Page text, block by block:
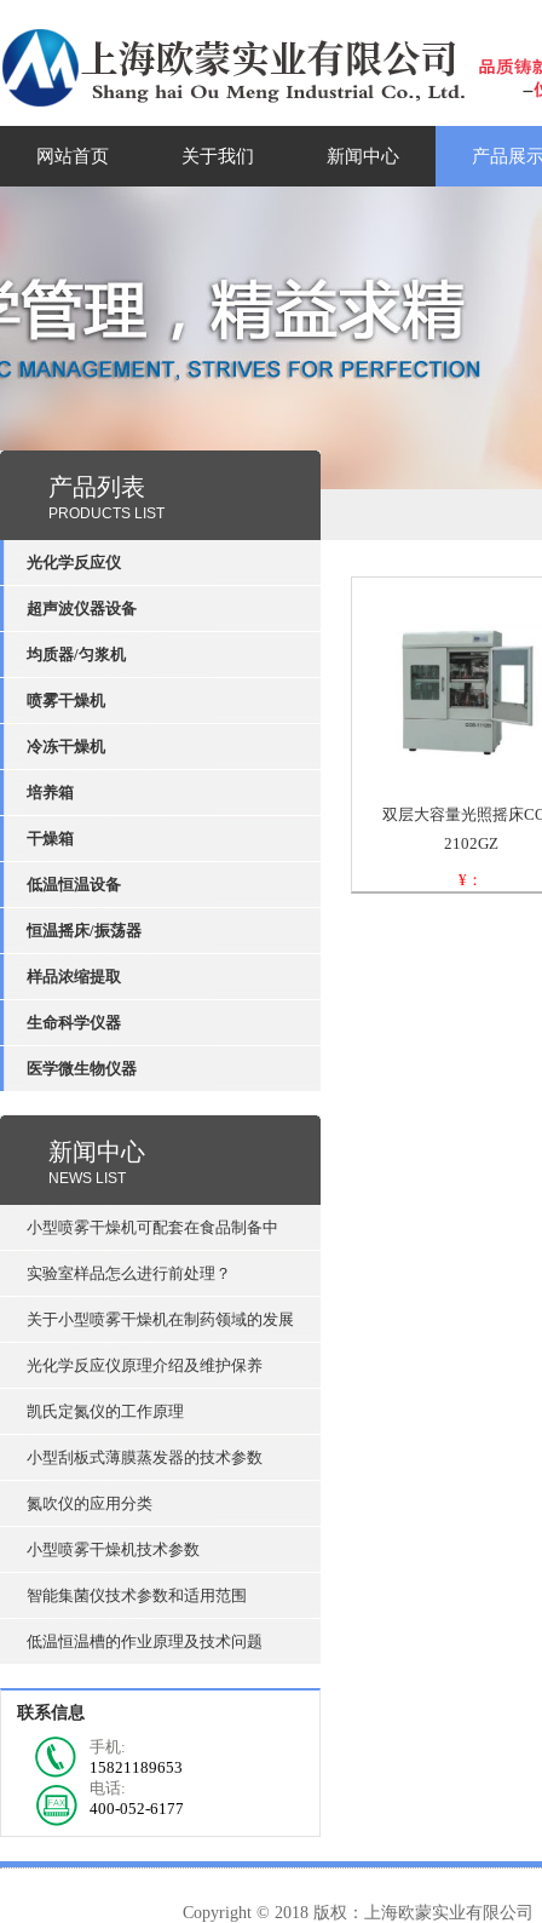
网站首页 关于我们 新闻中心 产品展
产品列表
PRODUCTS LIST
光化学反应仪
超声波仪器设备
均质器/匀浆机
喷雾干燥机
冷冻干燥机
培养箱
干燥箱
低温恒温设备
恒温摇床/振荡器
样品浓缩提取
生命科学仪器
医学微生物仪器
新闻中心
NEWS LIST
小型喷雾干燥机可配套在食品制备中
实验室样品怎么进行前处理？
关于小型喷雾干燥机在制药领域的发展
光化学反应仪原理介绍及维护保养
凯氏定氮仪的工作原理
小型刮板式薄膜蒸发器的技术参数
氮吹仪的应用分类
小型喷雾干燥机技术参数
智能集菌仪技术参数和适用范围
低温恒温槽的作业原理及技术问题
联系信息
手机:
15821189653
电话:
400-052-6177
双层大容量光照摇床
2102GZ
¥：
Copyright © 2018 版权：上海欧蒙实业有限公司